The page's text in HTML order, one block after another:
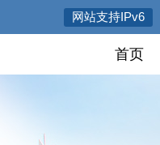
网站支持IPv6
首页